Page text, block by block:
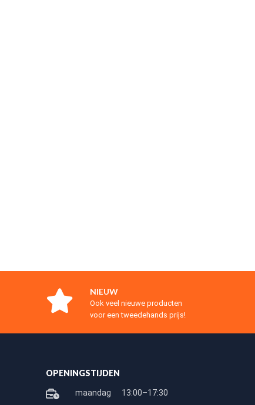
NIEUW
Ook veel nieuwe producten
voor een tweedehands prijs!
OPENINGSTIJDEN
maandag 13:00–17:30